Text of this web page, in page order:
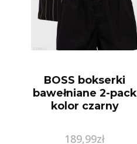
BOSS bokserki
bawełniane 2-pack
kolor czarny
189,99zł